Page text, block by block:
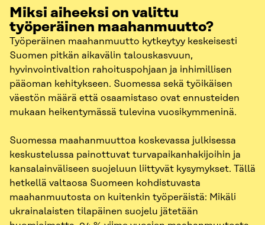
Miksi aiheeksi on valittu
työperäinen maahanmuutto?
Työperäinen maahanmuutto kytkeytyy keskeisesti
Suomen pitkän aikavälin talouskasvuun,
hyvinvointivaltion rahoituspohjaan ja inhimillisen
pääoman kehitykseen. Suomessa sekä työikäisen
väestön määrä että osaamistaso ovat ennusteiden
mukaan heikentymässä tulevina vuosikymmeninä.
Suomessa maahanmuuttoa koskevassa julkisessa
keskustelussa painottuvat turvapaikanhakijoihin ja
kansalainväliseen suojeluun liittyvät kysymykset. Tällä
hetkellä valtaosa Suomeen kohdistuvasta
maahanmuutosta on kuitenkin työperäistä: Mikäli
ukrainalaisten tilapäinen suojelu jätetään